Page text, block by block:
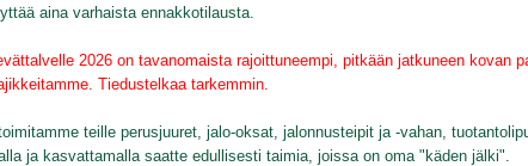
aina varhaista ennakkotilausta.
2026 on tavanomaista rajoittuneempi, pitkään jatkuneen kovan
Tiedustelkaa tarkemmin.
teille perusjuuret, jalo-oksat, jalonnusteipit ja -vahan,
ja kasvattamalla saatte edullisesti taimia, joissa on oma "käden jälki".